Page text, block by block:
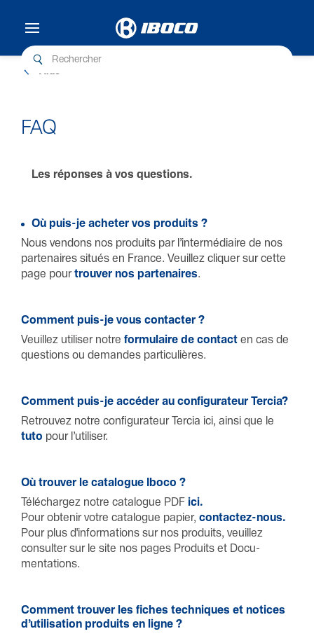
Aide
FAQ
Les réponses à vos quest­ions.
Où puis-je acheter vos produits ?
Nous vendons nos produits par l’inter­m­é­di­aire de nos
partenaires situés en France. Veuillez cliquer sur cette
page pourtrouver nos partenaires.
Comment puis-je vous contacter ?
Veuillez utiliser notre formulaire de contact en cas de
quest­ions ou demandes parti­cu­lières.
Comment puis-je accéder au configurateur Tercia?
Retrouvez notre configurateur Tercia ici, ainsi que le
tuto pour l’utiliser.
Où trouver le catal­ogue Iboco ?
Télé­chargez notre catal­ogue PDF ici.
Pour obtenir votre catal­ogue papier, contactez-nous.
Pour plus d'infor­ma­t­ions sur nos produits, veuillez
consulter sur le site nos pages Produits et Docu­
mentat­ions.
Comment trouver les fiches techniques et notices
d’utilisa­tion produits en ligne ?